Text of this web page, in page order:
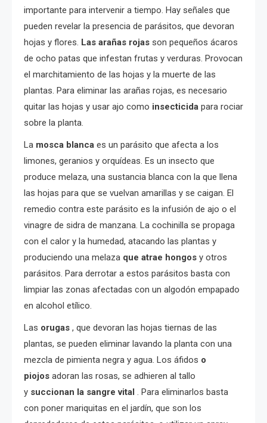
importante para intervenir a tiempo. Hay señales que
pueden revelar la presencia de parásitos, que devoran
hojas y flores. Las arañas rojas son pequeños ácaros
de ocho patas que infestan frutas y verduras. Provocan
el marchitamiento de las hojas y la muerte de las
plantas. Para eliminar las arañas rojas, es necesario
quitar las hojas y usar ajo como insecticida para rociar
sobre la planta.
La mosca blanca es un parásito que afecta a los
limones, geranios y orquídeas. Es un insecto que
produce melaza, una sustancia blanca con la que llena
las hojas para que se vuelvan amarillas y se caigan. El
remedio contra este parásito es la infusión de ajo o el
vinagre de sidra de manzana. La cochinilla se propaga
con el calor y la humedad, atacando las plantas y
produciendo una melaza que atrae hongos y otros
parásitos. Para derrotar a estos parásitos basta con
limpiar las zonas afectadas con un algodón empapado
en alcohol etílico.
Las orugas , que devoran las hojas tiernas de las
plantas, se pueden eliminar lavando la planta con una
mezcla de pimienta negra y agua. Los áfidos o
piojos adoran las rosas, se adhieren al tallo
y succionan la sangre vital . Para eliminarlos basta
con poner mariquitas en el jardín, que son los